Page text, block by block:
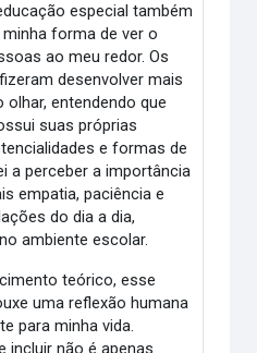
especial também
forma de ver o
ao meu redor. Os
desenvolver mais
olhar, entendendo que
suas próprias
e formas de
a perceber a importância
empatia, paciência e
do dia a dia,
ambiente escolar.
teórico, esse
uma reflexão humana
para minha vida.
incluir não é apenas